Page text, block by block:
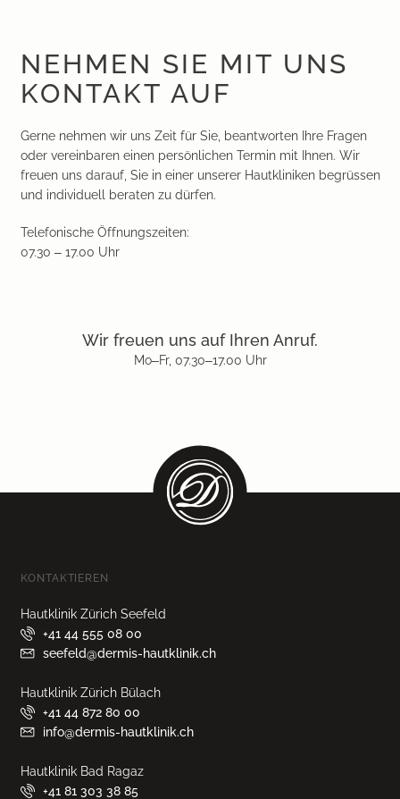
NEHMEN SIE MIT UNS
KONTAKT AUF
Gerne nehmen wir uns Zeit für Sie, beantworten Ihre Fragen
oder vereinbaren einen persönlichen Termin mit Ihnen. Wir
freuen uns darauf, Sie in einer unserer Hautkliniken begrüssen
und individuell beraten zu dürfen.
Telefonische Öffnungszeiten:
07.30 – 17.00 Uhr
Wir freuen uns auf Ihren Anruf.
Mo–Fr, 07.30–17.00 Uhr
KONTAKTIEREN
Hautklinik Zürich Seefeld
+41 44 555 08 00
seefeld@dermis-hautklinik.ch
Hautklinik Zürich Bülach
+41 44 872 80 00
info@dermis-hautklinik.ch
Hautklinik Bad Ragaz
+41 81 303 38 85